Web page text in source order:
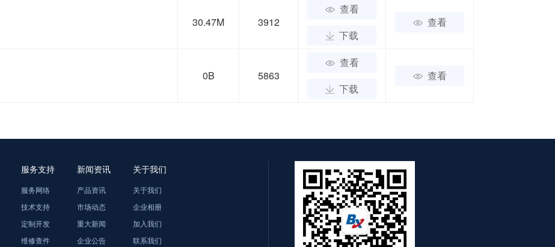
30.47M 3912
查看
下载
查看
0B 5863
查看
下载
查看
服务支持
服务网络
技术支持
定制开发
维修查件
新闻资讯
产品资讯
市场动态
重大新闻
企业公告
关于我们
关于我们
企业相册
加入我们
联系我们